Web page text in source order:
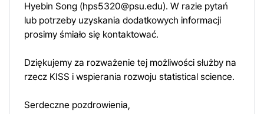
Hyebin Song (hps5320@psu.edu). W razie pytań
lub potrzeby uzyskania dodatkowych informacji
prosimy śmiało się kontaktować.
Dziękujemy za rozważenie tej możliwości służby na
rzecz KISS i wspierania rozwoju statistical science.
Serdeczne pozdrowienia,